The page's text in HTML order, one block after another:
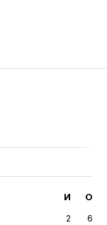
И О
2
6